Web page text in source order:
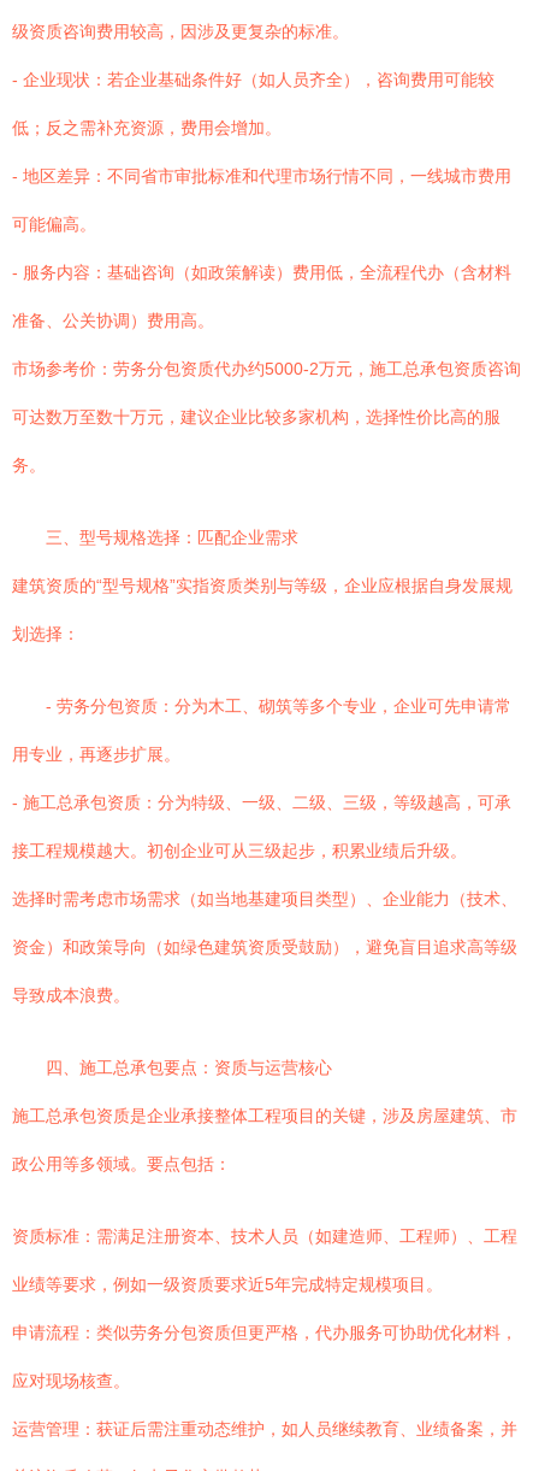
级资质咨询费用较高，因涉及更复杂的标准。
- 企业现状：若企业基础条件好（如人员齐全），咨询费用可能较
低；反之需补充资源，费用会增加。
- 地区差异：不同省市审批标准和代理市场行情不同，一线城市费用
可能偏高。
- 服务内容：基础咨询（如政策解读）费用低，全流程代办（含材料
准备、公关协调）费用高。
市场参考价：劳务分包资质代办约5000-2万元，施工总承包资质咨询
可达数万至数十万元，建议企业比较多家机构，选择性价比高的服
务。
三、型号规格选择：匹配企业需求
建筑资质的“型号规格”实指资质类别与等级，企业应根据自身发展规
划选择：
- 劳务分包资质：分为木工、砌筑等多个专业，企业可先申请常
用专业，再逐步扩展。
- 施工总承包资质：分为特级、一级、二级、三级，等级越高，可承
接工程规模越大。初创企业可从三级起步，积累业绩后升级。
选择时需考虑市场需求（如当地基建项目类型）、企业能力（技术、
资金）和政策导向（如绿色建筑资质受鼓励），避免盲目追求高等级
导致成本浪费。
四、施工总承包要点：资质与运营核心
施工总承包资质是企业承接整体工程项目的关键，涉及房屋建筑、市
政公用等多领域。要点包括：
资质标准：需满足注册资本、技术人员（如建造师、工程师）、工程
业绩等要求，例如一级资质要求近5年完成特定规模项目。
申请流程：类似劳务分包资质但更严格，代办服务可协助优化材料，
应对现场核查。
运营管理：获证后需注重动态维护，如人员继续教育、业绩备案，并